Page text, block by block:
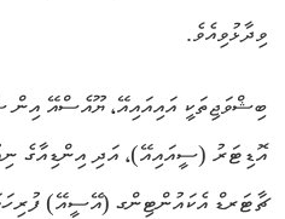
ވިދާޅުވިއެވެ.
ބިޝްވަޖިތަކީ އައިއައިއޭ، ޔޫއެސްއޭ
އޮޑިޓަރު (ސީއައިއޭ)، އަދި އިންޑިއާގެ
ޗާޓަރޑް އެކައުންޓިންގ (އޭސީއޭ)